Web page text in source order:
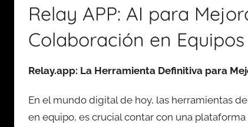
Relay APP: AI para
Colaboración en Equipos
Relay.app: La Herramienta Definitiva para
En el mundo digital de hoy, las herramientas
en equipo, es crucial contar con una